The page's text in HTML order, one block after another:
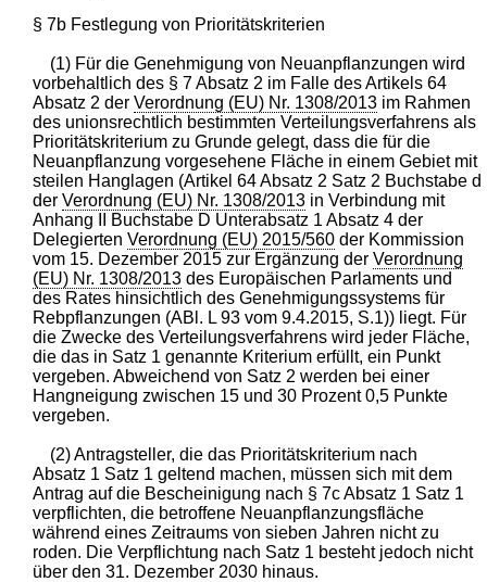
§ 7b Festlegung von Prioritätskriterien
(1) Für die Genehmigung von Neuanpflanzungen wird
vorbehaltlich des § 7 Absatz 2 im Falle des Artikels 64
Absatz 2 derVerordnung (EU) Nr. 1308/2013 im Rahmen
des unionsrechtlich bestimmten Verteilungsverfahrens als
Prioritätskriterium zu Grunde gelegt, dass die für die
Neuanpflanzung vorgesehene Fläche in einem Gebiet mit
steilen Hanglagen (Artikel 64 Absatz 2 Satz 2 Buchstabe d
derVerordnung (EU) Nr. 1308/2013 in Verbindung mit
Anhang II Buchstabe D Unterabsatz 1 Absatz 4 der
DelegiertenVerordnung (EU) 2015/560 der Kommission
vom 15. Dezember 2015 zur Ergänzung derVerordnung
(EU) Nr. 1308/2013 des Europäischen Parlaments und
des Rates hinsichtlich des Genehmigungssystems für
Rebpflanzungen (ABl. L 93 vom 9.4.2015, S.1)) liegt. Für
die Zwecke des Verteilungsverfahrens wird jeder Fläche,
die das in Satz 1 genannte Kriterium erfüllt, ein Punkt
vergeben. Abweichend von Satz 2 werden bei einer
Hangneigung zwischen 15 und 30 Prozent 0,5 Punkte
vergeben.
(2) Antragsteller, die das Prioritätskriterium nach
Absatz 1 Satz 1 geltend machen, müssen sich mit dem
Antrag auf die Bescheinigung nach § 7c Absatz 1 Satz 1
verpflichten, die betroffene Neuanpflanzungsfläche
während eines Zeitraums von sieben Jahren nicht zu
roden. Die Verpflichtung nach Satz 1 besteht jedoch nicht
über den 31. Dezember 2030 hinaus.